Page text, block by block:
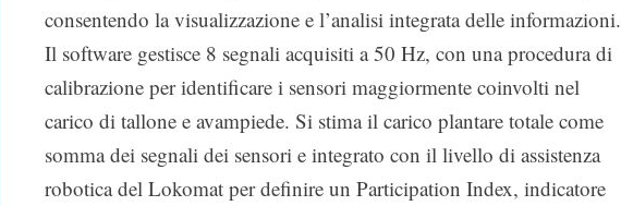
consentendo la visualizzazione e l’analisi integrata delle informazioni.
Il software gestisce 8 segnali acquisiti a 50 Hz, con una procedura di
calibrazione per identificare i sensori maggiormente coinvolti nel
carico di tallone e avampiede. Si stima il carico plantare totale come
somma dei segnali dei sensori e integrato con il livello di assistenza
robotica del Lokomat per definire un Participation Index, indicatore